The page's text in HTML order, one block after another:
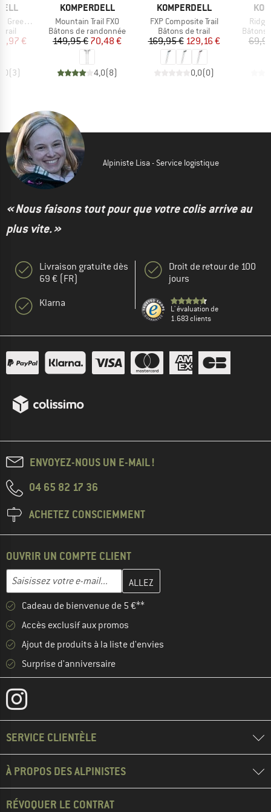
Foldable
trail
réduit
€
(3)
MARQUE
KOMPERDELL
Article
Mountain Trail FXO
Product group
Bâtons de randonnée
Prix
149,95 €Prix réduit
70,48 €
4,0(8)
MARQUE
KOMPERDELL
Article
FXP Composite Trail
Product group
Bâtons de trail
Prix
169,95 €Prix réduit
129,16 €
0,0(0)
Article
Bâtons
Alpiniste Lisa - Service logistique
« Nous faisons tout pour que votre colis arrive au
plus vite. »
Livraison gratuite dès
69 € (FR)
Klarna
Droit de retour de 100
jours
L' évaluation de
1.683 clients
ENVOYEZ-NOUS UN E-MAIL !
04 65 82 17 36
ACHETEZ CONSCIEMMENT
OUVRIR UN COMPTE CLIENT
Adresse e-mail
Entrez votre adresse e-mail ici et créez votre compte client à la
Cadeau de bienvenue de 5 €**
Accès exclusif aux promos
Ajout de produits à la liste d'envies
Surprise d'anniversaire
SERVICE CLIENTÈLE
À PROPOS DES ALPINISTES
RÉVOQUER LE CONTRAT